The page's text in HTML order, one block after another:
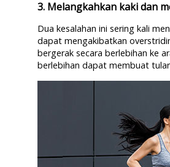
3. Melangkahkan kaki dan
Dua kesalahan ini sering kali
dapat mengakibatkan
bergerak secara berlebihan ke
berlebihan dapat membuat